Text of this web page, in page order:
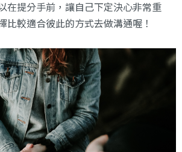
在提分手前，讓自己下定決心非常重
比較適合彼此的方式去做溝通喔！